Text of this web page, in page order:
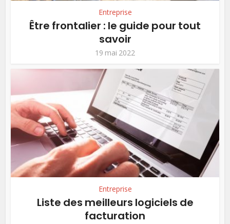
Entreprise
Être frontalier : le guide pour tout
savoir
19 mai 2022
Entreprise
Liste des meilleurs logiciels de
facturation